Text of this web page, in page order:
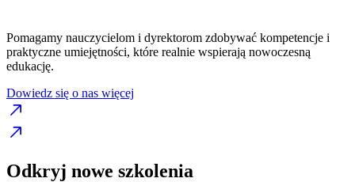
Pomagamy nauczycielom i dyrektorom zdobywać kompetencje i
praktyczne umiejętności, które realnie wspierają nowoczesną
edukację.
Dowiedz się o nas więcej
Odkryj nowe szkolenia